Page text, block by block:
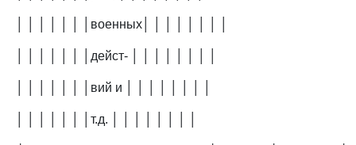
│ │ │ │ │ │ │военных│ │ │ │ │ │ │ │
│ │ │ │ │ │ │дейст- │ │ │ │ │ │ │ │
│ │ │ │ │ │ │вий и │ │ │ │ │ │ │ │
│ │ │ │ │ │ │т.д. │ │ │ │ │ │ │ │